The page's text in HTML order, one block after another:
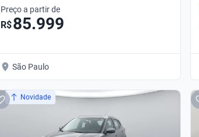
Preço a partir de
R$85.999
São Paulo
Novidade